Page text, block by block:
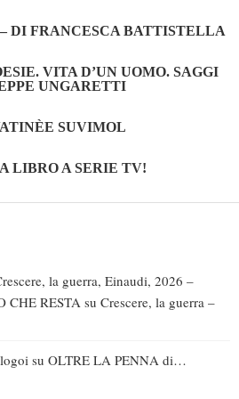
DI FRANCESCA BATTISTELLA
VITA D’UN UOMO. SAGGI
UNGARETTI
SUVIMOL
LIBRO A SERIE TV!
la guerra, Einaudi, 2026 –
CHE RESTA su Crescere, la guerra –
su OLTRE LA PENNA di…